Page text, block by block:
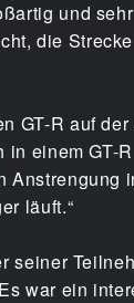
und
die
GT-R auf der
einem GT-R
Anstrengung
läuft.“
seiner
war ein